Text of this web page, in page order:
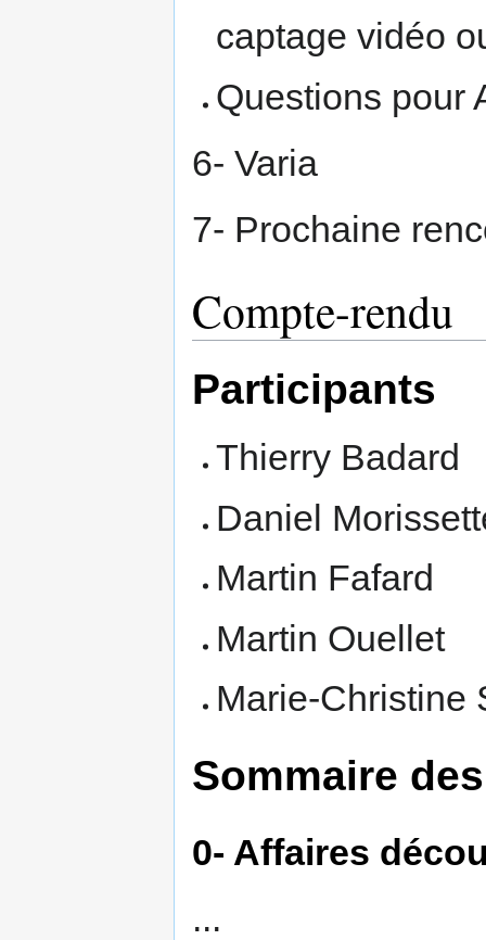
captage vidéo
Questions pour
6- Varia
7- Prochaine
Compte-rendu
Participants
Thierry Badard
Daniel
Martin Fafard
Martin Ouellet
Marie-Christine
Sommaire
0- Affaires
...